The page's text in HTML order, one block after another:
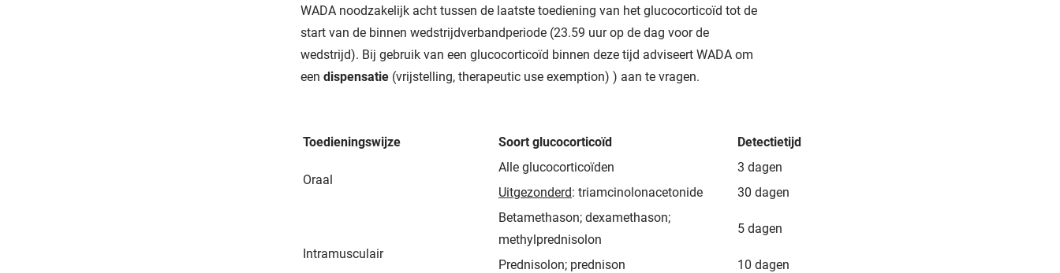
WADA noodzakelijk acht tussen de laatste toediening van het glucocorticoïd tot de
start van de binnen wedstrijdverbandperiode (23.59 uur op de dag voor de
wedstrijd). Bij gebruik van een glucocorticoïd binnen deze tijd adviseert WADA om
een dispensatie (vrijstelling, therapeutic use exemption) ) aan te vragen.
Toedieningswijze Soort glucocorticoïd Detectietijd
Oraal
Alle glucocorticoïden
3 dagen
Uitgezonderd: triamcinolonacetonide 30 dagen
Intramusculair
Betamethason; dexamethason;
methylprednisolon
5 dagen
Prednisolon; prednison
10 dagen